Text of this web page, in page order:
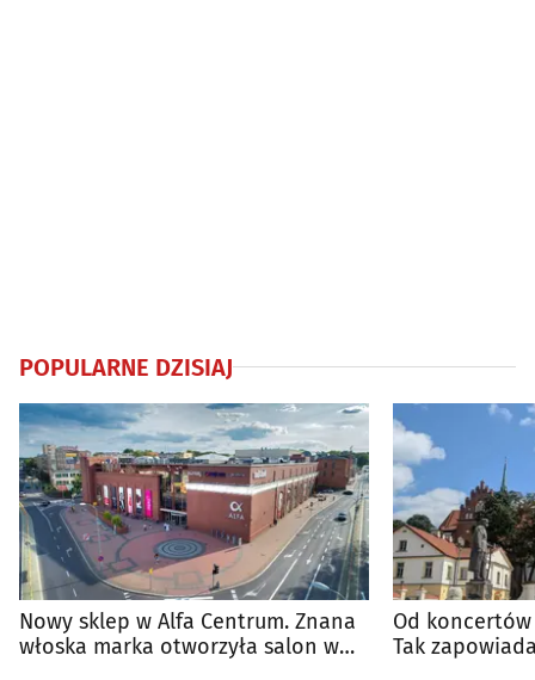
POPULARNE DZISIAJ
Nowy sklep w Alfa Centrum. Znana
włoska marka otworzyła salon w
Od
Tak